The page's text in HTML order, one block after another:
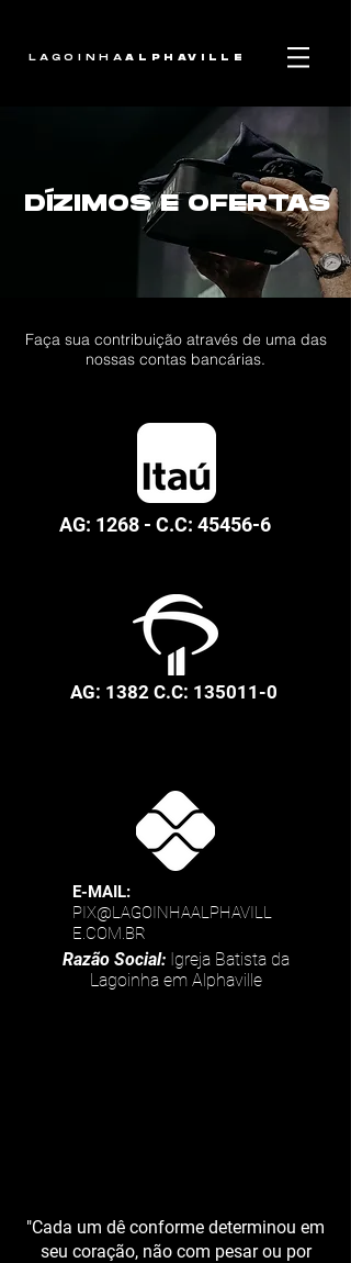
LAGOINHAALPHAVILLE
DÍZIMOS E OFERTAS
Faça sua contribuição através de uma das
nossas contas bancárias.
AG: 1268 - C.C: 45456-6
AG: 1382 C.C: 135011-0
E-MAIL:
PIX@LAGOINHAALPHAVILL
E.COM.BR
Razão Social: Igreja Batista da
Lagoinha em Alphaville
"Cada um dê conforme determinou em
seu coração, não com pesar ou por